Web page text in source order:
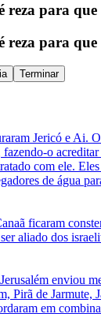
para que
para que
Terminar